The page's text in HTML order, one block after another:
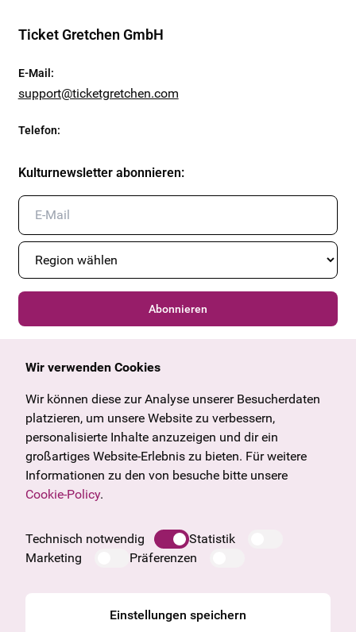
Ticket Gretchen GmbH
E-Mail :
support@ticketgretchen.com
Telefon:
Kulturnewsletter abonnieren:
Abonnieren
Allgemein
Angebote & News
U27
Geschenkgutschein
Häufige Fragen
Impressum
Datenschutzinformation
Wien
Tirol
Vorarlberg
Burgenland
Salzburg
Wir verwenden Cookies
Wir können diese zur Analyse unserer Besucherdaten
platzieren, um unsere Website zu verbessern,
personalisierte Inhalte anzuzeigen und dir ein
großartiges Website-Erlebnis zu bieten. Für weitere
Informationen zu den von besuche bitte unsere
Cookie-Policy.
Technisch notwendig
Statistik
Marketing
Präferenzen
Einstellungen speichern